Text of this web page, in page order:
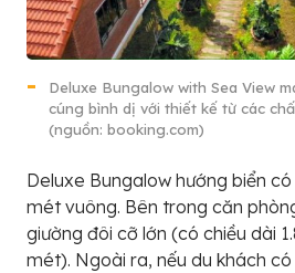
Deluxe Bungalow with Sea View
cúng bình dị với thiết kế từ các
(nguồn: booking.com)
Deluxe Bungalow hướng biển
mét vuông. Bên trong căn
giường đôi cỡ lớn (có chiều dài
mét). Ngoài ra, nếu du khách